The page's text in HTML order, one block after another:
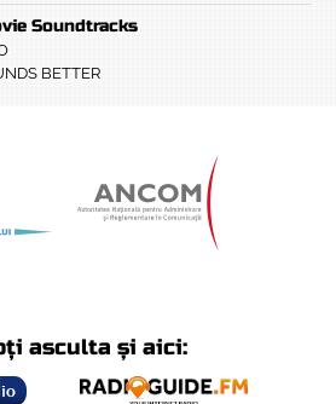
Soundtracks
BETTER
asculta și aici: